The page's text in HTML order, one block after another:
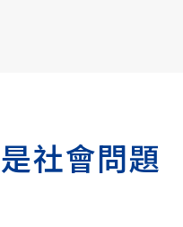
社會問題